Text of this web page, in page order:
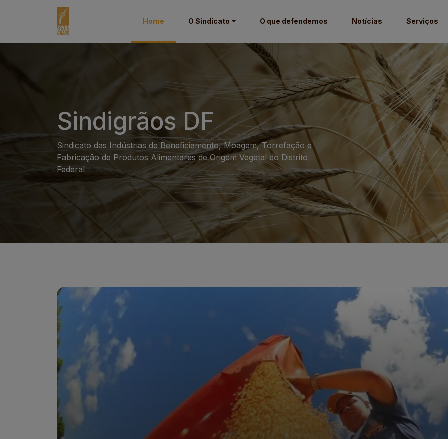
Home O Sindicato O que defendemos Notícias Serviços
Sindigrãos DF
Sindicato das Indústrias de Beneficiamento, Moagem, Torrefação e
Fabricação de Produtos Alimentares de Origem Vegetal do Distrito
Federal